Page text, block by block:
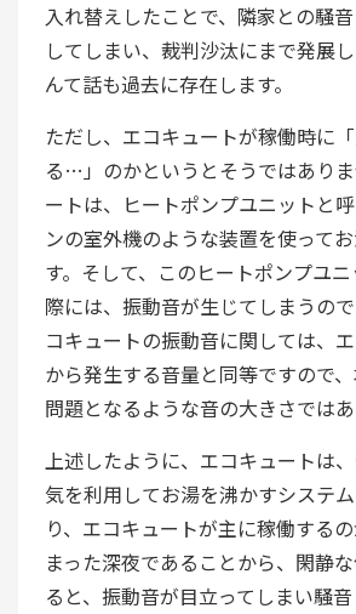
入れ替えしたことで、隣家との騒
してしまい、裁判沙汰にまで発展
んて話も過去に存在します。
ただし、エコキュートが稼働時に
る…」のかというとそうではあり
ートは、ヒートポンプユニットと
ンの室外機のような装置を使って
す。そして、このヒートポンプユ
際には、振動音が生じてしまうの
コキュートの振動音に関しては、
から発生する音量と同等ですので
問題となるような音の大きさではあ
上述したように、エコキュートは
気を利用してお湯を沸かすシステ
り、エコキュートが主に稼働する
まった深夜であることから、閑静
ると、振動音が目立ってしまい騒